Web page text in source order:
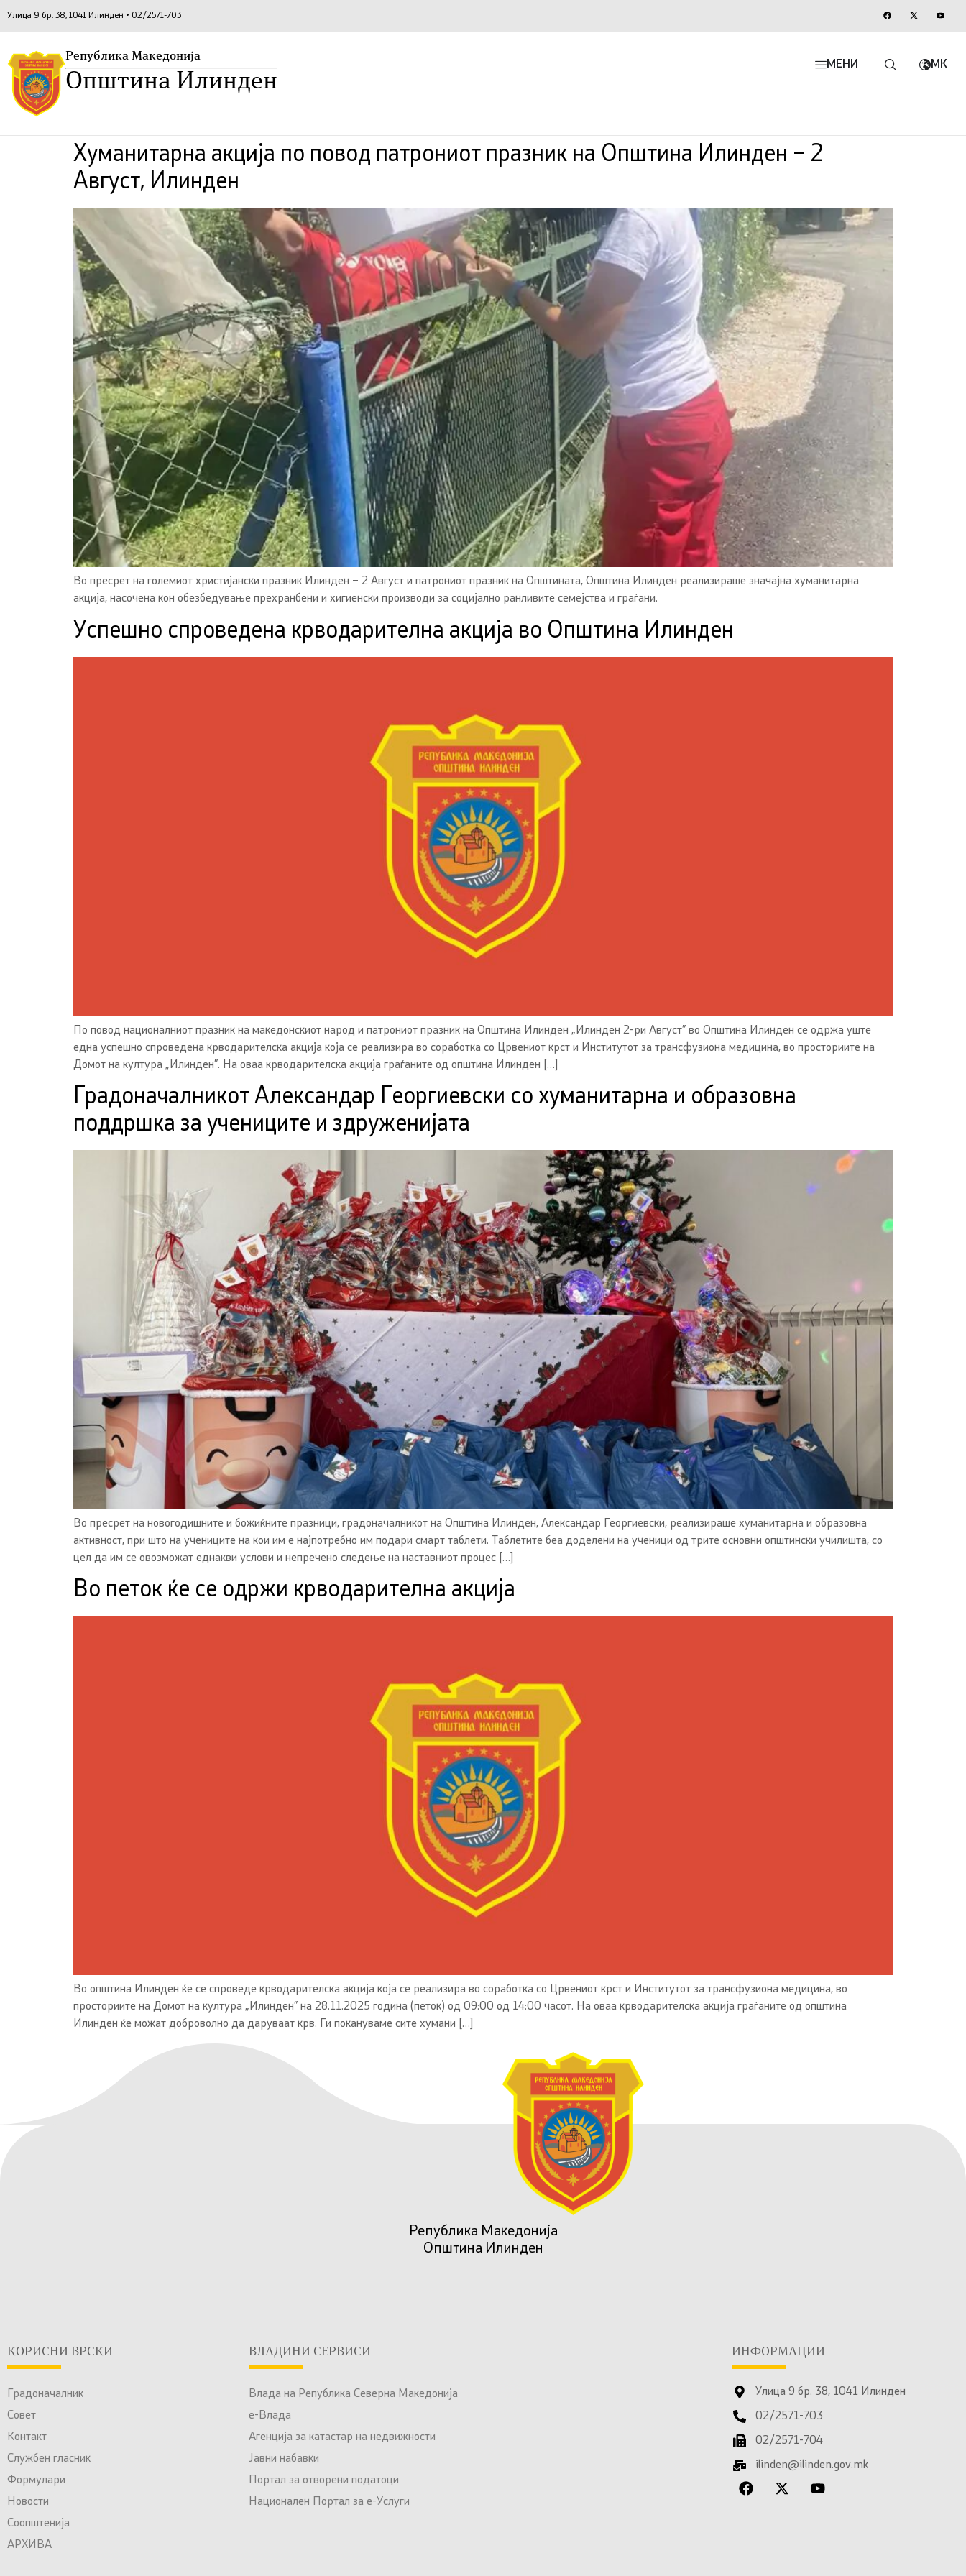
Улица 9 бр. 38, 1041 Илинден • 02/2571-703
Република Македонија
Општина Илинден
МЕНИ MK
Хуманитарна акција по повод патрониот празник на Општина Илинден – 2
Август, Илинден
Во пресрет на големиот христијански празник Илинден – 2 Август и патрониот празник на Општината, Општина Илинден реализираше значајна хуманитарна
акција, насочена кон обезбедување прехранбени и хигиенски производи за социјално ранливите семејства и граѓани.
Успешно спроведена крводарителна акција во Општина Илинден
По повод националниот празник на македонскиот народ и патрониот празник на Општина Илинден „Илинден 2-ри Август” во Општина Илинден се одржа уште
една успешно спроведена крводарителска акција која се реализира во соработка со Црвениот крст и Институтот за трансфузиона медицина, во просториите на
Домот на култура „Илинден”. На оваа крводарителска акција граѓаните од општина Илинден […]
Градоначалникот Александар Георгиевски со хуманитарна и образовна
поддршка за учениците и здруженијата
Во пресрет на новогодишните и божиќните празници, градоначалникот на Општина Илинден, Александар Георгиевски, реализираше хуманитарна и образовна
активност, при што на учениците на кои им е најпотребно им подари смарт таблети. Таблетите беа доделени на ученици од трите основни општински училишта, со
цел да им се овозможат еднакви услови и непречено следење на наставниот процес […]
Во петок ќе се одржи крводарителна акција
Во општина Илинден ќе се спроведе крводарителска акција која се реализира во соработка со Црвениот крст и Институтот за трансфузиона медицина, во
просториите на Домот на култура „Илинден” на 28.11.2025 година (петок) од 09:00 од 14:00 часот. На оваа крводарителска акција граѓаните од општина
Илинден ќе можат доброволно да даруваат крв. Ги покануваме сите хумани […]
Република Македонија
Општина Илинден
КОРИСНИ ВРСКИ
Градоначалник
Совет
Контакт
Службен гласник
Формулари
Новости
Соопштенија
АРХИВА
ВЛАДИНИ СЕРВИСИ
Влада на Република Северна Македонија
е-Влада
Агенција за катастар на недвижности
Јавни набавки
Портал за отворени податоци
Национален Портал за е-Услуги
ИНФОРМАЦИИ
Улица 9 бр. 38, 1041 Илинден
02/2571-703
02/2571-704
ilinden@ilinden.gov.mk